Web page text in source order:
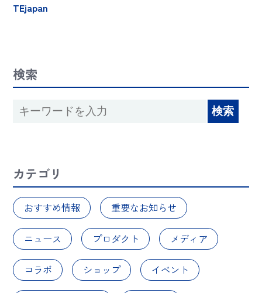
TEjapan
検索
カテゴリ
おすすめ情報 重要なお知らせ
ニュース プロダクト メディア
コラボ ショップ イベント